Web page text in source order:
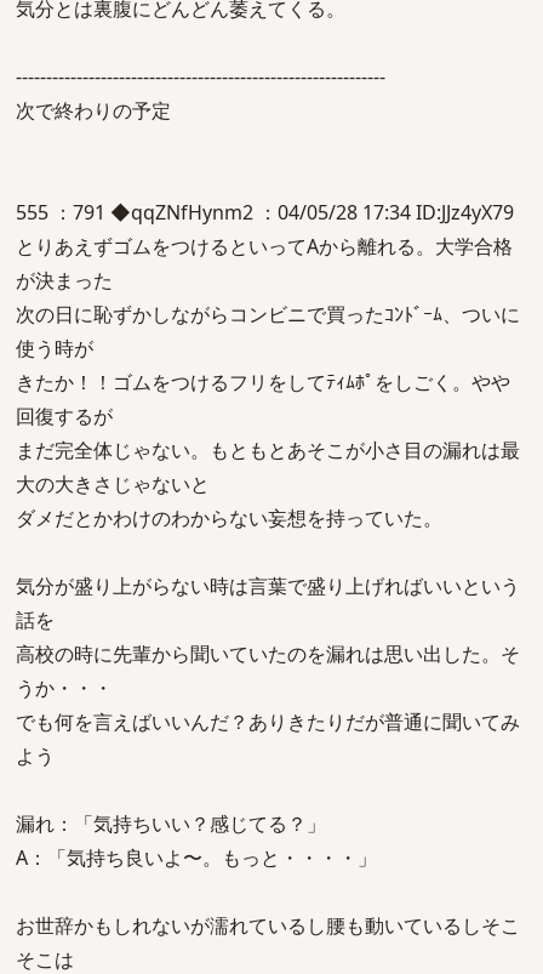
気分とは裏腹にどんどん萎えてくる。
-------------------------------------------------------------
次で終わりの予定
555 ：791 ◆qqZNfHynm2 ：04/05/28 17:34 ID:JJz4yX79
とりあえずゴムをつけるといってAから離れる。大学合格
が決まった
次の日に恥ずかしながらコンビニで買ったｺﾝﾄﾞｰﾑ、ついに
使う時が
きたか！！ゴムをつけるフリをしてﾃｨﾑﾎﾟをしごく。やや
回復するが
まだ完全体じゃない。もともとあそこが小さ目の漏れは最
大の大きさじゃないと
ダメだとかわけのわからない妄想を持っていた。
気分が盛り上がらない時は言葉で盛り上げればいいという
話を
高校の時に先輩から聞いていたのを漏れは思い出した。そ
うか・・・
でも何を言えばいいんだ？ありきたりだが普通に聞いてみ
よう
漏れ：「気持ちいい？感じてる？」
A：「気持ち良いよ〜。もっと・・・・」
お世辞かもしれないが濡れているし腰も動いているしそこ
そこは